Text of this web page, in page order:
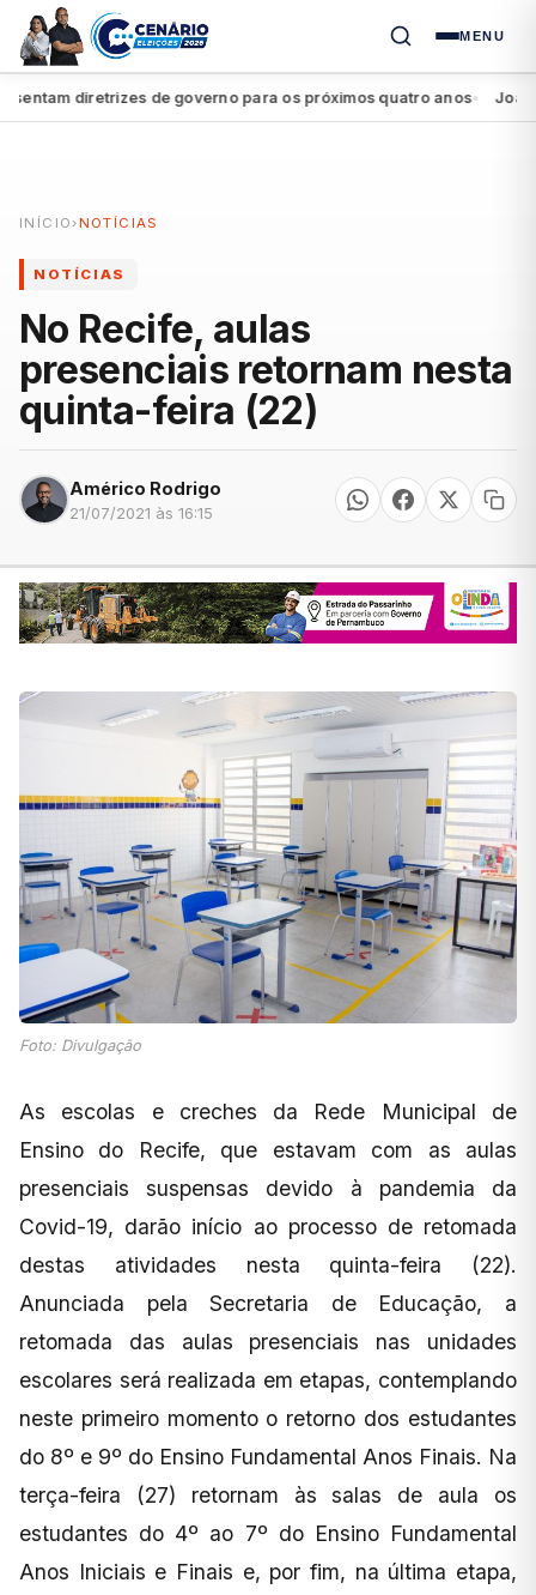
MENU
diretrizes de governo para os próximos quatro anos● João
INÍCIO › NOTÍCIAS
NOTÍCIAS
No Recife, aulas
presenciais retornam nesta
quinta-feira (22)
Américo Rodrigo
21/07/2021 às 16:15
Foto: Divulgação
As escolas e creches da Rede Municipal de
Ensino do Recife, que estavam com as aulas
presenciais suspensas devido à pandemia da
Covid-19, darão início ao processo de retomada
destas atividades nesta quinta-feira (22).
Anunciada pela Secretaria de Educação, a
retomada das aulas presenciais nas unidades
escolares será realizada em etapas, contemplando
neste primeiro momento o retorno dos estudantes
do 8º e 9º do Ensino Fundamental Anos Finais. Na
terça-feira (27) retornam às salas de aula os
estudantes do 4º ao 7º do Ensino Fundamental
Anos Iniciais e Finais e, por fim, na última etapa,